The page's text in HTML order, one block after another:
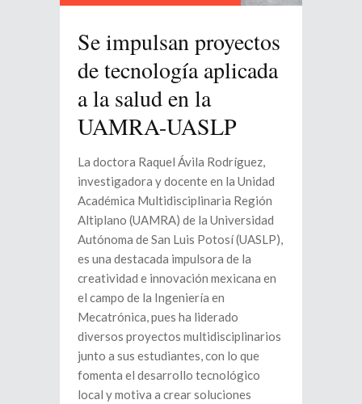
Se impulsan proyectos
de tecnología aplicada
a la salud en la
UAMRA-UASLP
La doctora Raquel Ávila Rodríguez,
investigadora y docente en la Unidad
Académica Multidisciplinaria Región
Altiplano (UAMRA) de la Universidad
Autónoma de San Luis Potosí (UASLP),
es una destacada impulsora de la
creatividad e innovación mexicana en
el campo de la Ingeniería en
Mecatrónica, pues ha liderado
diversos proyectos multidisciplinarios
junto a sus estudiantes, con lo que
fomenta el desarrollo tecnológico
local y motiva a crear soluciones